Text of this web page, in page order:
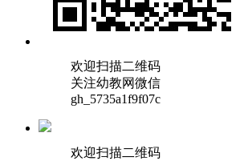
欢迎扫描二维码
关注幼教网微信
gh_5735a1f9f07c
欢迎扫描二维码